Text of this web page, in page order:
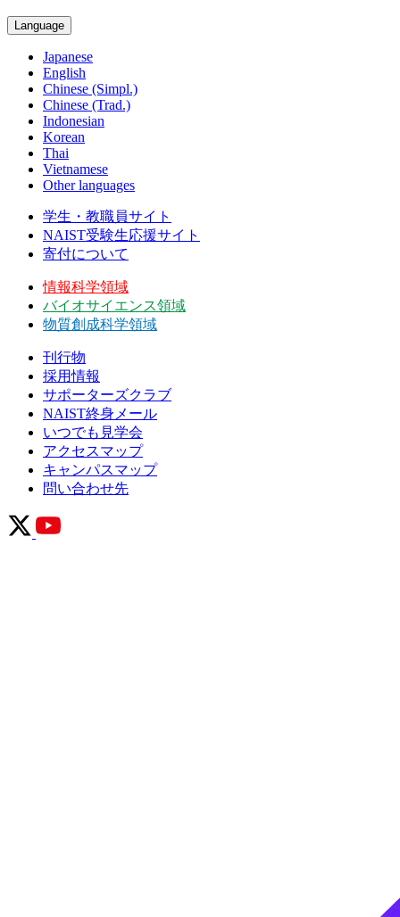
Language
Japanese
English
Chinese (Simpl.)
Chinese (Trad.)
Indonesian
Korean
Thai
Vietnamese
Other languages
学生・教職員サイト
NAIST受験生応援サイト
寄付について
情報科学領域
バイオサイエンス領域
物質創成科学領域
刊行物
採用情報
サポーターズクラブ
NAIST終身メール
いつでも見学会
アクセスマップ
キャンパスマップ
問い合わせ先